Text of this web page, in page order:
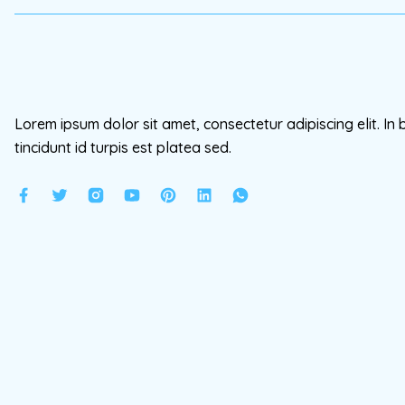
Lorem ipsum dolor sit amet, consectetur adipiscing elit. In
tincidunt id turpis est platea sed.